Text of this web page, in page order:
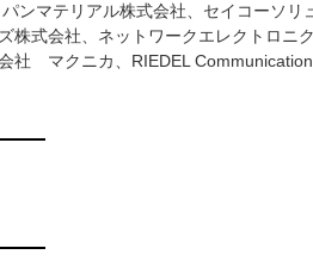
ンマテリアル株式会社、セイコーソ
式会社、ネットワークエレクトロニ
社 マクニカ、RIEDEL